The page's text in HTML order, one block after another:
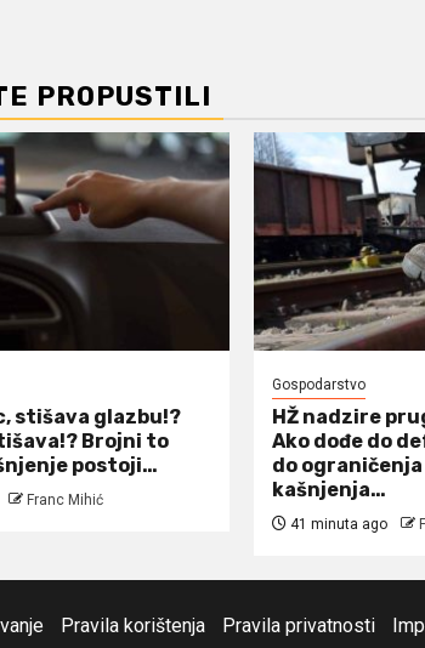
PROPUSTILI
stišava glazbu!?
Brojni to
postoji…
Franc Mihić
Gospodarstvo
HŽ nadzire
Ako dođe do
do
kašnjenja…
41 minuta ago
Pravila korištenja Pravila privatnosti